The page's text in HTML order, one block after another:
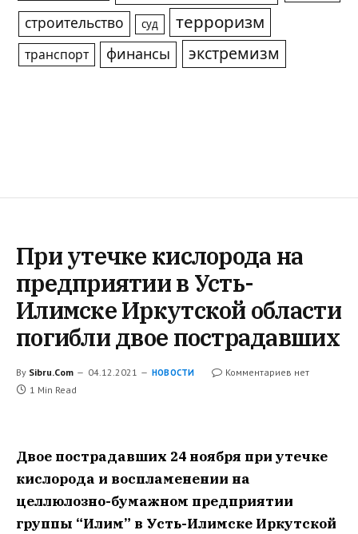
строительство суд терроризм
транспорт финансы экстремизм
При утечке кислорода на
предприятии в Усть-
Илимске Иркутской области
погибли двое пострадавших
By Sibru.Com 04.12.2021 НОВОСТИ
Комментариев нет
1 Min Read
Двое пострадавших 24 ноября при утечке
кислорода и воспламенении на
целлюлозно-бумажном предприятии
группы “Илим” в Усть-Илимске Иркутской